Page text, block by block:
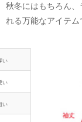
秋冬にはもちろん
れる万能なアイテム
い
い
い